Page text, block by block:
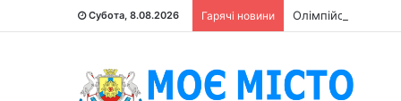
Субота, 8.08.2026 Гарячі новини Олімпійський